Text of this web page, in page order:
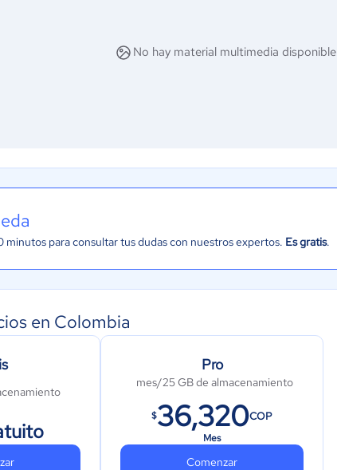
No hay material multimedia disponible
minutos para consultar tus dudas con nuestros expertos. Es gratis.
en Colombia
Pro
mes/25 GB de almacenamiento
$36,320COP
Mes
Comenzar